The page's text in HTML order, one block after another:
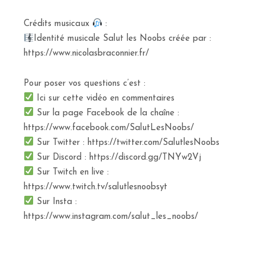
Crédits musicaux
:
Identité musicale Salut les Noobs créée par :
https://www.nicolasbraconnier.fr/
Pour poser vos questions c’est :
Ici sur cette vidéo en commentaires
Sur la page Facebook de la chaîne :
https://www.facebook.com/SalutLesNoobs/
Sur Twitter : https://twitter.com/SalutlesNoobs
Sur Discord : https://discord.gg/TNYw2Vj
Sur Twitch en live :
https://www.twitch.tv/salutlesnoobsyt
Sur Insta :
https://www.instagram.com/salut_les_noobs/